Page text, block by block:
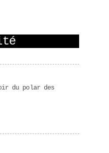
du polar des